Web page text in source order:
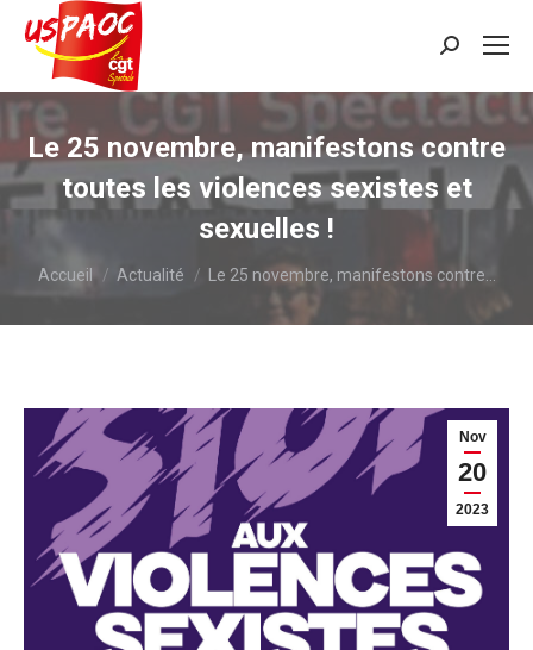
Recherche
Le 25 novembre, manifestons contre
toutes les violences sexistes et
sexuelles !
Vous êtes ici :
Accueil Actualité Le 25 novembre, manifestons contre…
Nov
20
2023